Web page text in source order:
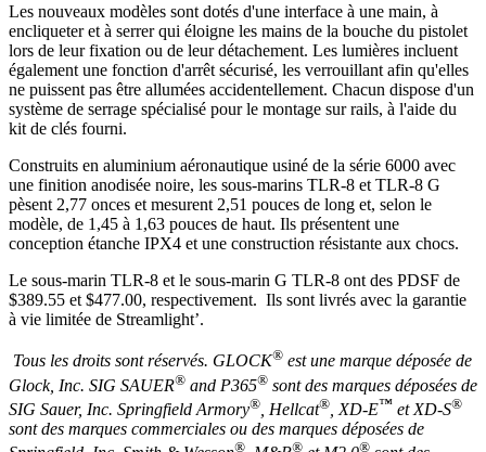
Les nouveaux modèles sont dotés d'une interface à une main, à
encliqueter et à serrer qui éloigne les mains de la bouche du pistolet
lors de leur fixation ou de leur détachement. Les lumières incluent
également une fonction d'arrêt sécurisé, les verrouillant afin qu'elles
ne puissent pas être allumées accidentellement. Chacun dispose d'un
système de serrage spécialisé pour le montage sur rails, à l'aide du
kit de clés fourni.
Construits en aluminium aéronautique usiné de la série 6000 avec
une finition anodisée noire, les sous-marins TLR-8 et TLR-8 G
pèsent 2,77 onces et mesurent 2,51 pouces de long et, selon le
modèle, de 1,45 à 1,63 pouces de haut. Ils présentent une
conception étanche IPX4 et une construction résistante aux chocs.
Le sous-marin TLR-8 et le sous-marin G TLR-8 ont des PDSF de
$389.55 et $477.00, respectivement. Ils sont livrés avec la garantie
à vie limitée de Streamlight’.
Tous les droits sont réservés. GLOCK® est une marque déposée de
Glock, Inc. SIG SAUER® and P365® sont des marques déposées de
SIG Sauer, Inc. Springfield Armory® , Hellcat® , XD-E™ et XD-S®
sont des marques commerciales ou des marques déposées de
® ® ®